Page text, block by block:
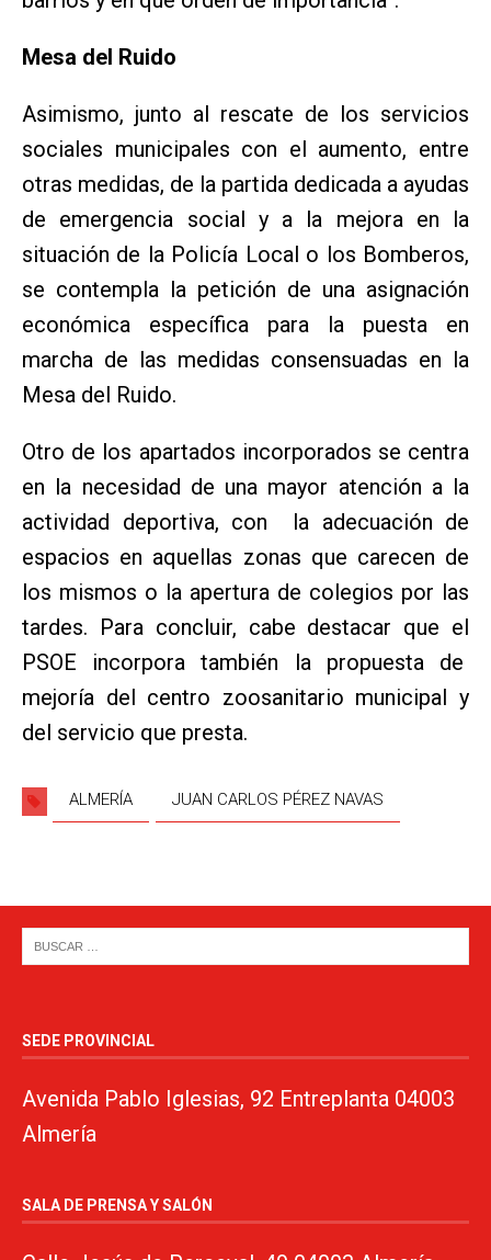
Mesa del Ruido
Asimismo, junto al rescate de los servicios
sociales municipales con el aumento, entre
otras medidas, de la partida dedicada a ayudas
de emergencia social y a la mejora en la
situación de la Policía Local o los Bomberos,
se contempla la petición de una asignación
económica específica para la puesta en
marcha de las medidas consensuadas en la
Mesa del Ruido.
Otro de los apartados incorporados se centra
en la necesidad de una mayor atención a la
actividad deportiva, con la adecuación de
espacios en aquellas zonas que carecen de
los mismos o la apertura de colegios por las
tardes. Para concluir, cabe destacar que el
PSOE incorpora también la propuesta de
mejoría del centro zoosanitario municipal y
del servicio que presta.
ALMERÍA JUAN CARLOS PÉREZ NAVAS
SEDE PROVINCIAL
Avenida Pablo Iglesias, 92 Entreplanta 04003
Almería
SALA DE PRENSA Y SALÓN